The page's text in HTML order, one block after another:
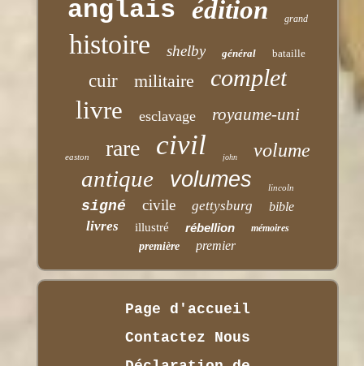
anglais édition grand
histoire shelby général bataille
cuir militaire complet
livre esclavage royaume-uni
easton rare civil john volume
antique volumes lincoln
signé civile gettysburg bible
livres illustré rébellion mémoires
première premier
Page d'accueil
Contactez Nous